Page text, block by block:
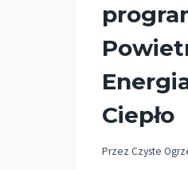
Ciepło
Przez Czyste